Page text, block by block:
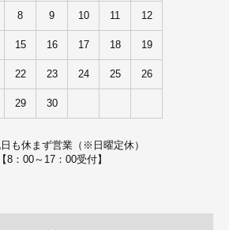
8 9 10 11 12
15 16 17 18 19
22 23 24 25 26
29 30
も休まず営業（※日曜定休）
【8：00～17：00受付】